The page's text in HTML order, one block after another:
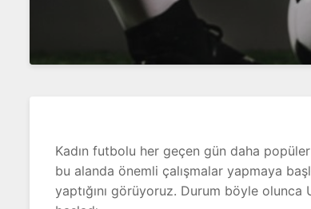
Kadın futbolu her geçen gün daha
bu alanda önemli çalışmalar yapmaya
yaptığını görüyoruz. Durum böyle olunca